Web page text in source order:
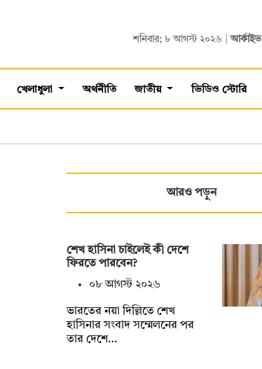
শনিবার; ৮ আগস্ট ২০২৬ |আর্কাইভ
খেলাধুলা অর্থনীতি জাতীয় ভিডিও স্টোরি
আরও পড়ুন
শেখ হাসিনা চাইলেই কী দেশে
ফিরতে পারবেন?
০৮ আগস্ট ২০২৬
ভারতের নয়া দিল্লিতে শেখ
হাসিনার সংবাদ সম্মেলনের পর
তার দেশে…